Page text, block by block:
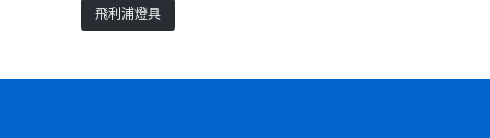
飛利浦燈具